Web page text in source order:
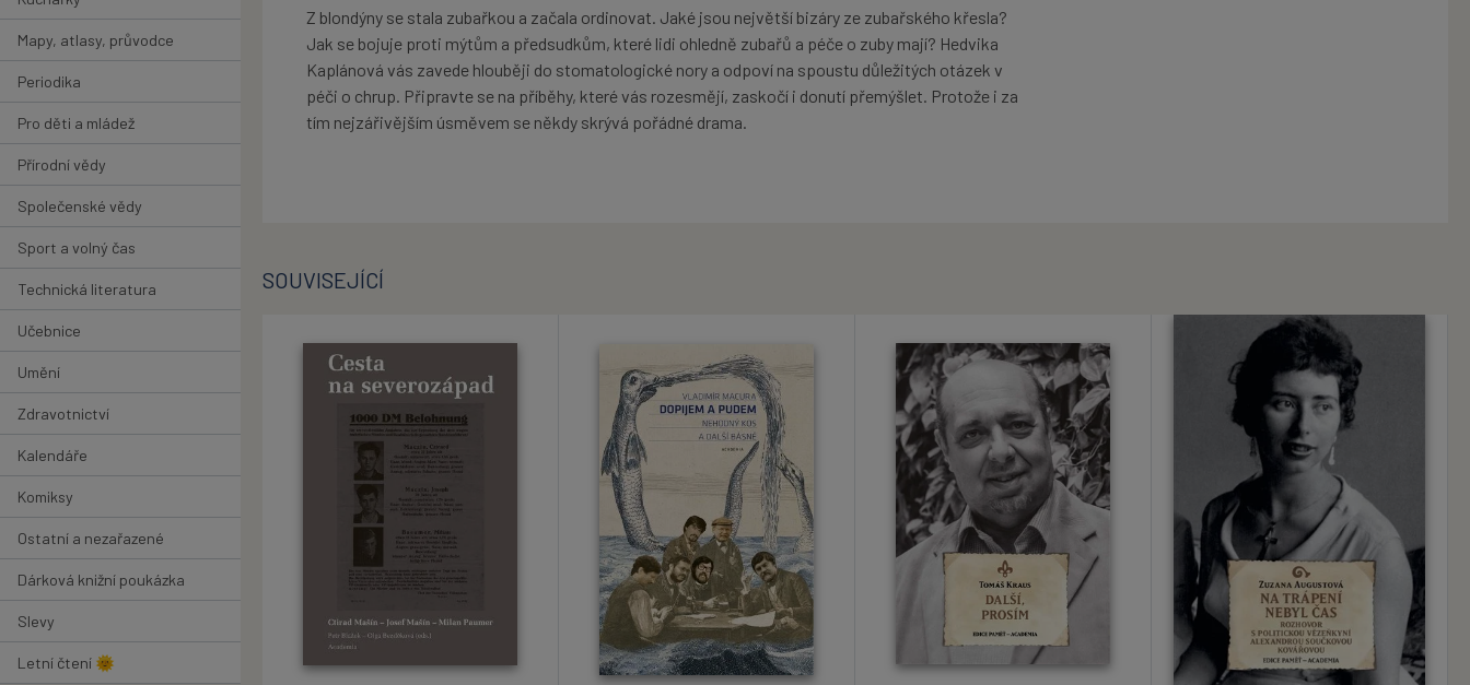
Mapy, atlasy, průvodce
Periodika
Pro děti a mládež
Přírodní vědy
Společenské vědy
Sport a volný čas
Technická literatura
Učebnice
Umění
Zdravotnictví
Kalendáře
Komiksy
Ostatní a nezařazené
Dárková knižní poukázka
Slevy
Letní čtení 🌞
Z blondýny se stala zubařkou a začala ordinovat. Jaké jsou největší bizáry ze zubařského křesla?
Jak se bojuje proti mýtům a předsudkům, které lidi ohledně zubařů a péče o zuby mají? Hedvika
Kaplánová vás zavede hlouběji do stomatologické nory a odpoví na spoustu důležitých otázek v
péči o chrup. Připravte se na příběhy, které vás rozesmějí, zaskočí i donutí přemýšlet. Protože i za
tím nejzářivějším úsměvem se někdy skrývá pořádné drama.
SOUVISEJÍCÍ